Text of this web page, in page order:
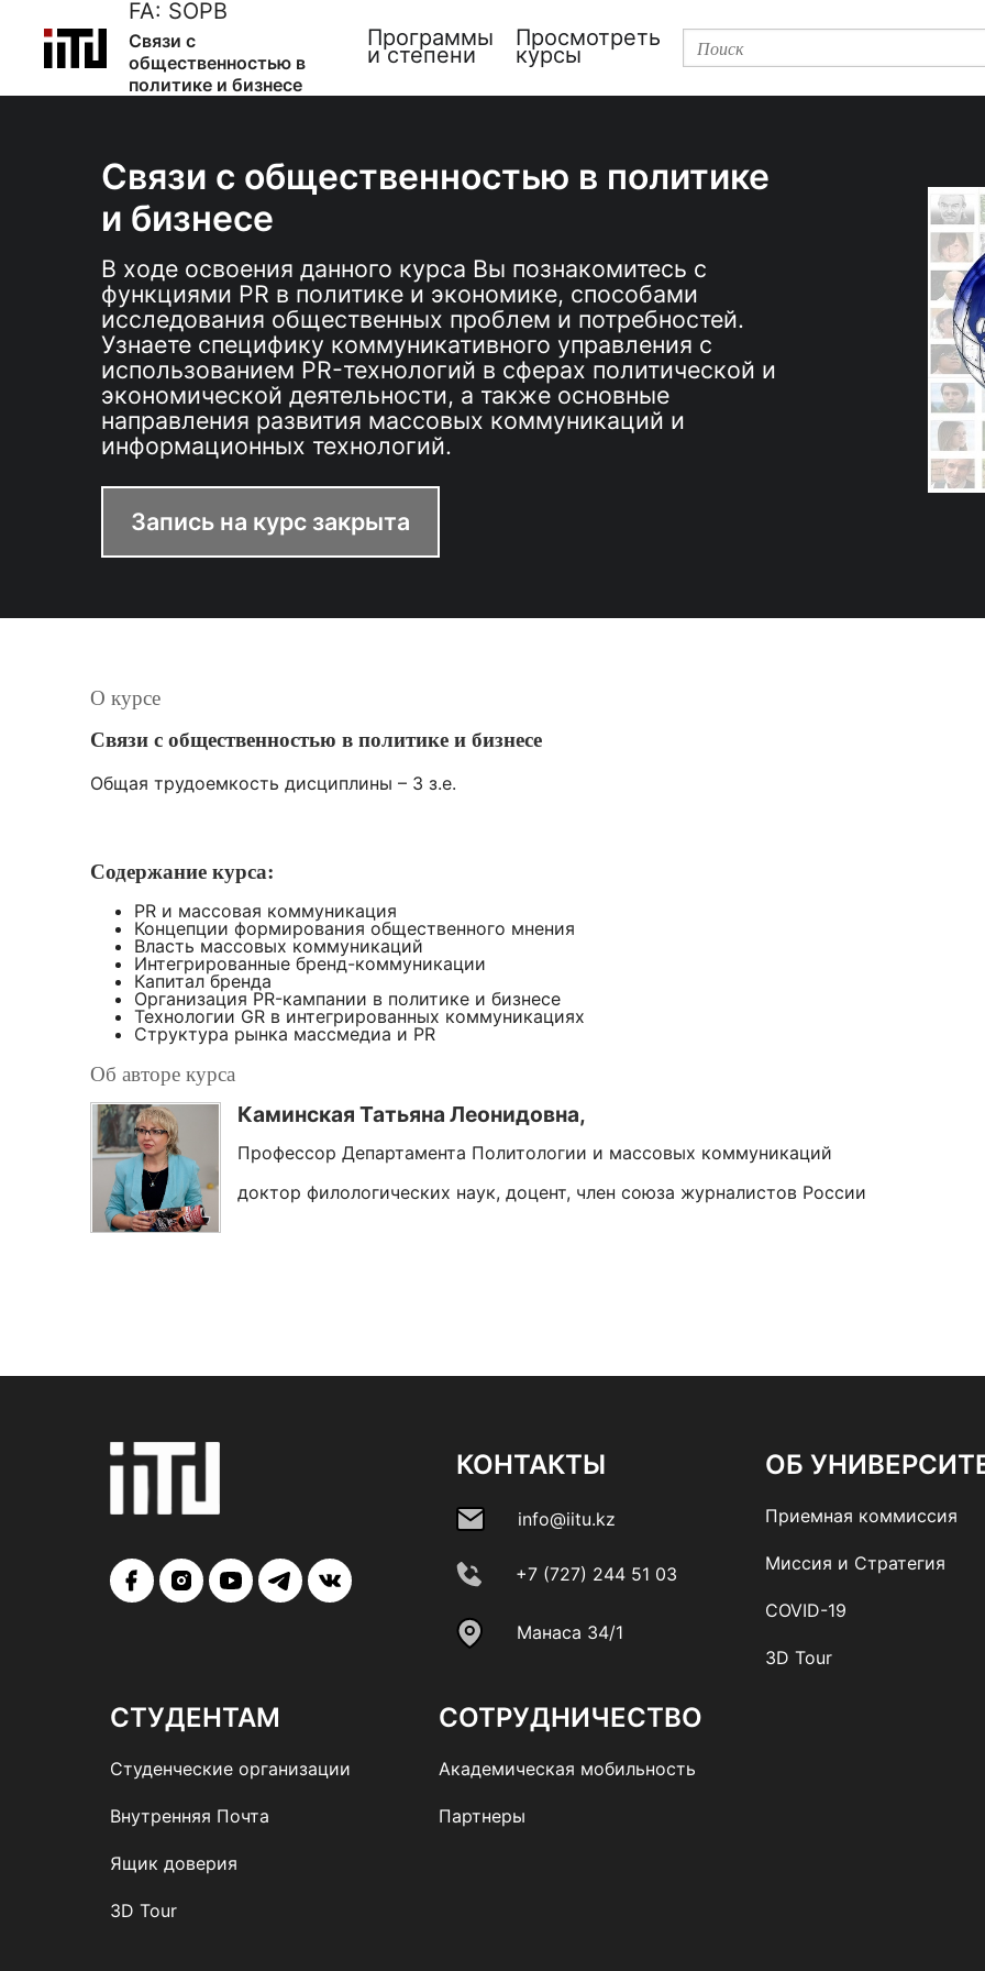
FA: SOPB
Связи с
общественностью в
политике и бизнесе
Программы
и степени
Просмотреть
курсы
Связи с общественностью в политике
и бизнесе
В ходе освоения данного курса Вы познакомитесь с
функциями PR в политике и экономике, способами
исследования общественных проблем и потребностей.
Узнаете специфику коммуникативного управления с
использованием PR-технологий в сферах политической и
экономической деятельности, а также основные
направления развития массовых коммуникаций и
информационных технологий.
Запись на курс закрыта
О курсе
Связи с общественностью в политике и бизнесе
Общая трудоемкость дисциплины – 3 з.е.
Содержание курса:
PR и массовая коммуникация
Концепции формирования общественного мнения
Власть массовых коммуникаций
Интегрированные бренд-коммуникации
Капитал бренда
Организация PR-кампании в политике и бизнесе
Технологии GR в интегрированных коммуникациях
Структура рынка массмедиа и PR
Об авторе курса
Каминская Татьяна Леонидовна,
Профессор Департамента Политологии и массовых коммуникаций
доктор филологических наук, доцент, член союза журналистов России
КОНТАКТЫ
info@iitu.kz
+7 (727) 244 51 03
Манаса 34/1
ОБ
Приемная коммиссия
Миссия и Стратегия
COVID-19
3D Tour
СТУДЕНТАМ
Студенческие организации
Внутренняя Почта
Ящик доверия
3D Tour
СОТРУДНИЧЕСТВО
Академическая мобильность
Партнеры